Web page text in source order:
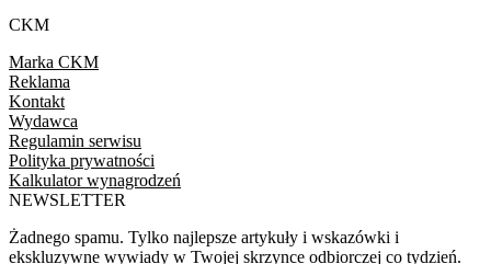
CKM
Marka CKM
Reklama
Kontakt
Wydawca
Regulamin serwisu
Polityka prywatności
Kalkulator wynagrodzeń
NEWSLETTER
Żadnego spamu. Tylko najlepsze artykuły i wskazówki i
ekskluzywne wywiady w Twojej skrzynce odbiorczej co tydzień.